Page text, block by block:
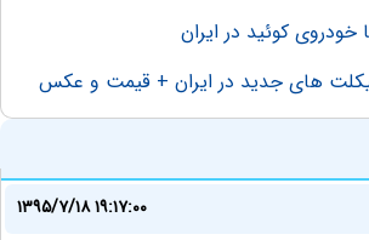
کوئید در ایران
های جدید در ایران + قیمت و عکس
۱۳۹۵/۷/۱۸ ۱۹:۱۷:۰۰